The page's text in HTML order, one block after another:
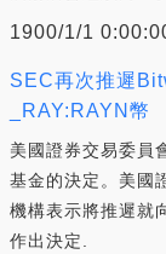
1900/1/1
SEC再次推遲
_RAY:RAYN幣
美國證券交易委員
基金的決定。美國
機構表示將推遲就
作出決定.